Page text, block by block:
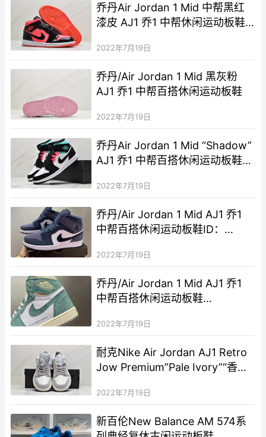
乔丹Air Jordan 1 Mid 中帮黑红
漆皮 AJ1 乔1 中帮休闲运动板鞋
2022年7月19日
乔丹/Air Jordan 1 Mid 黑灰粉
AJ1 乔1 中帮百搭休闲运动板鞋
2022年7月19日
乔丹Air Jordan 1 Mid “Shadow”
AJ1 乔1 中帮百搭休闲运动板鞋
2022年7月19日
乔丹/Air Jordan 1 Mid AJ1 乔1
中帮百搭休闲运动板鞋ID：
2022年7月19日
乔丹/Air Jordan 1 Mid AJ1 乔1
中帮百搭休闲运动板鞋
2022年7月19日
耐克Nike Air Jordan AJ1 Retro
Jow Premium”Pale Ivory”“香芋
板鞋
2022年7月19日
新百伦New Balance AM 574系